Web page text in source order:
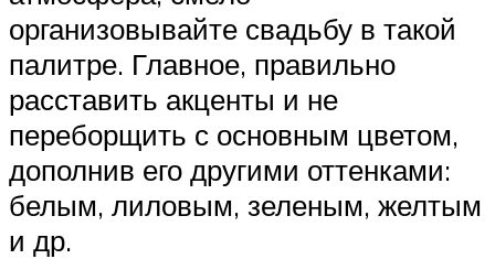
организовывайте свадьбу в такой
палитре. Главное, правильно
расставить акценты и не
переборщить с основным цветом,
дополнив его другими оттенками:
белым, лиловым, зеленым, желтым
и др.